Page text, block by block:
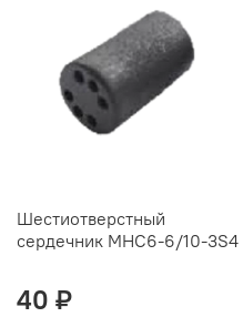
Шестиотверстный
сердечник MHC6-6/10-3S4
40 ₽